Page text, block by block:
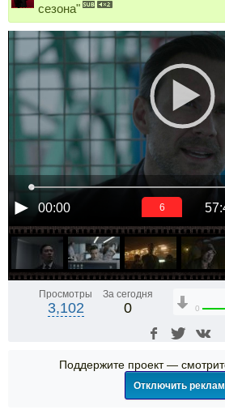
сезона"
00:00 6
Просмотры
3,102
За сегодня
0 0
Поддержите проект —
Отключить